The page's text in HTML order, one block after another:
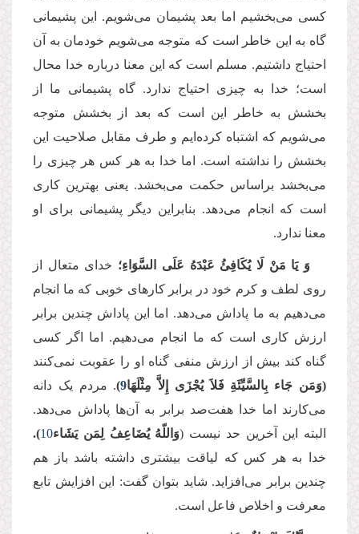
کسی می‌بخشیم اما بعد پشیمان می‌شویم. این پشیمانی
گاه به این خاطر است که متوجه می‌شویم خودمان به آن
احتیاج داشتیم. مسلم است که این معنا درباره خدا محال
است؛ خدا به چیزی احتیاج ندارد. گاه پشیمانی ما از
بخشش به خاطر این است که بعد از بخشش متوجه
می‌شویم که اشتباه کرده‌ایم و طرف مقابل صلاحیت این
بخشش را نداشته است. اما خدا به هر کس هر چیزی را
می‌بخشد براساس حکمت می‌بخشد. یعنی بهترین کاری
است که انجام می‌دهد. بنابراین دیگر پشیمانی برای او
معنا ندارد.
وَ یَا مَنْ لَا یُكَافِئُ عَبْدَهُ عَلَى السَّوَاءِ؛ خدای متعال از
روی لطف و کرم خود در برابر کارهای خوبی که ما انجام
می‌دهیم به ما پاداش می‌دهد. اما این پاداش چندین برابر
ارزش کاری است که ما انجام می‌دهیم. اما اگر کسی
گناه کند بیش از ارزش منفی گناه او را عقوبت نمی‌کنند
(وَمَن جَاء بِالسَّیِّئَةِ فَلاَ یُجْزَى إِلاَّ مِثْلَهَا9
). مردم یک دانه
می‌کارند اما خدا هفت‌صد برابر به آ‌ن‌ها پاداش می‌دهد.
البته این آخرین حد نیست (وَاللّهُ یُضَاعِفُ لِمَن یَشَاء10
).
خدا به هر کس که لیاقت بیشتری داشته باشد باز هم
چندین برابر می‌افزاید. شاید بتوان گفت: این افزایش تابع
معرفت و اخلاص فاعل است.